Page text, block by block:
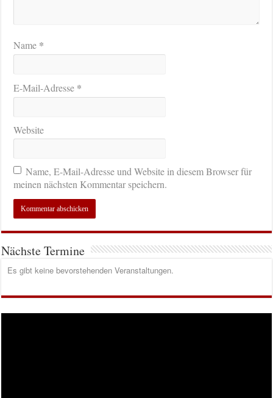
Name *
E-Mail-Adresse *
Website
Name, E-Mail-Adresse und Website in diesem Browser für
meinen nächsten Kommentar speichern.
Nächste Termine
Es gibt keine bevorstehenden Veranstaltungen.